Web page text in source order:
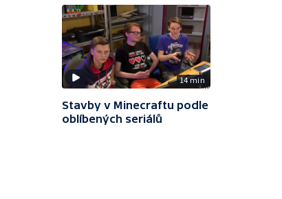
14 min
Stavby v Minecraftu podle
oblíbených seriálů